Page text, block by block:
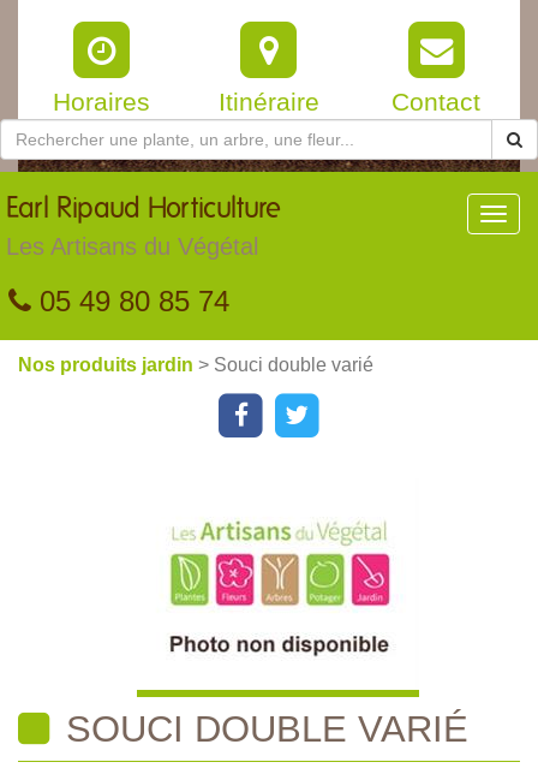
Horaires Itinéraire Contact
Earl Ripaud Horticulture
Les Artisans du Végétal
05 49 80 85 74
Nos produits jardin > Souci double varié
SOUCI DOUBLE VARIÉ